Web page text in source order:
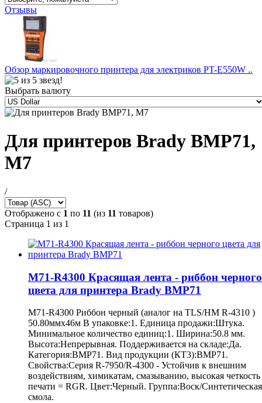
Отзывы
Обзор маркировочного принтера для электриков PT-E550W ..
Выбрать валюту
Для принтеров Brady BMP71,
M7
/
Отображено с 1 по 11 (из 11 товаров)
Страница 1 из 1
M71-R4300 Красящая лента - риббон черного
цвета для принтера Brady BMP71
M71-R4300 Риббон черный (аналог на TLS/HM R-4310 )
50.80ммх46м В упаковке:1. Единица продажи:Штука.
Минимальное количество единиц:1. Ширина:50.8 мм.
Высота:Непрерывная. Поддерживается на складе:Да.
Категория:BMP71. Вид продукции (КТ3):BMP71.
Свойства:Серия R-7950/R-4300 - Устойчив к внешним
воздействиям, химикатам, смазыванию, высокая четкость
печати = RGR. Цвет:Черный. Группа:Воск/Синтетическая
смола.